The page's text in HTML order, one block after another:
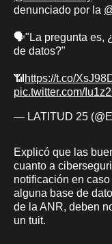
denunciado por la
🗣️"La pregunta es,
de datos?"
📶 https://t.co/
pic.twitter.com/
— LATITUD 25
Explicó que las
cuanto a
notificación en
alguna base de
de la ANR, deben
un tuit.